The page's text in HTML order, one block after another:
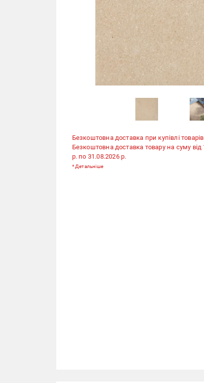
Безкоштовна доставка при купівлі
Безкоштовна доставка товару на суму від
р. по 31.08.2026 р.
*Детальніше